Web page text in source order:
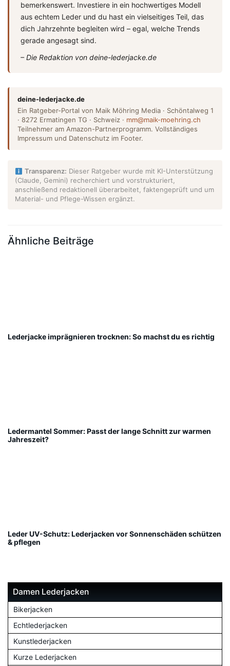
bemerkenswert. Investiere in ein hochwertiges Modell
aus echtem Leder und du hast ein vielseitiges Teil, das
dich Jahrzehnte begleiten wird – egal, welche Trends
gerade angesagt sind.
– Die Redaktion von deine-lederjacke.de
deine-lederjacke.de
Ein Ratgeber-Portal von Maik Möhring Media · Schöntalweg 1
· 8272 Ermatingen TG · Schweiz · mm@maik-moehring.ch
Teilnehmer am Amazon-Partnerprogramm. Vollständiges
Impressum und Datenschutz im Footer.
Transparenz: Dieser Ratgeber wurde mit KI-Unterstützung
(Claude, Gemini) recherchiert und vorstrukturiert,
anschließend redaktionell überarbeitet, faktengeprüft und um
Material- und Pflege-Wissen ergänzt.
Ähnliche Beiträge
Lederjacke imprägnieren trocknen: So machst du es richtig
Ledermantel Sommer: Passt der lange Schnitt zur warmen
Jahreszeit?
Leder UV-Schutz: Lederjacken vor Sonnenschäden schützen
& pflegen
Damen Lederjacken
Bikerjacken
Echtlederjacken
Kunstlederjacken
Kurze Lederjacken